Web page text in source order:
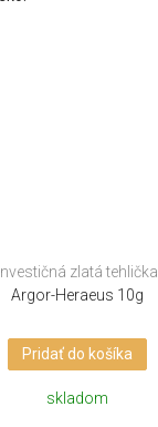
Investičná zlatá tehlička
Argor-Heraeus 10g
Pridať do košíka
skladom